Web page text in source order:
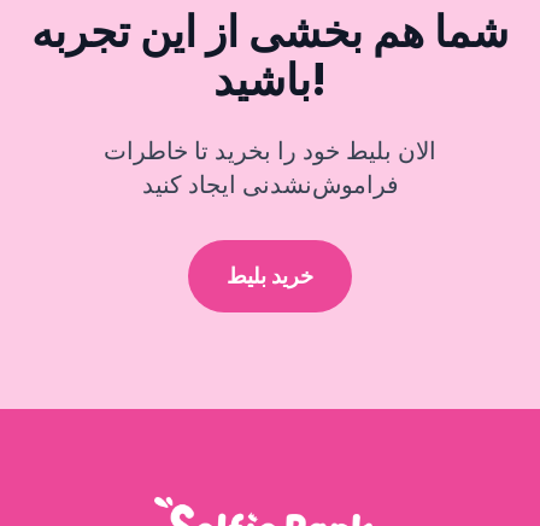
شما هم بخشی از این تجربه
باشید!
الان بلیط خود را بخرید تا خاطرات
فراموش‌نشدنی ایجاد کنید
خرید بلیط